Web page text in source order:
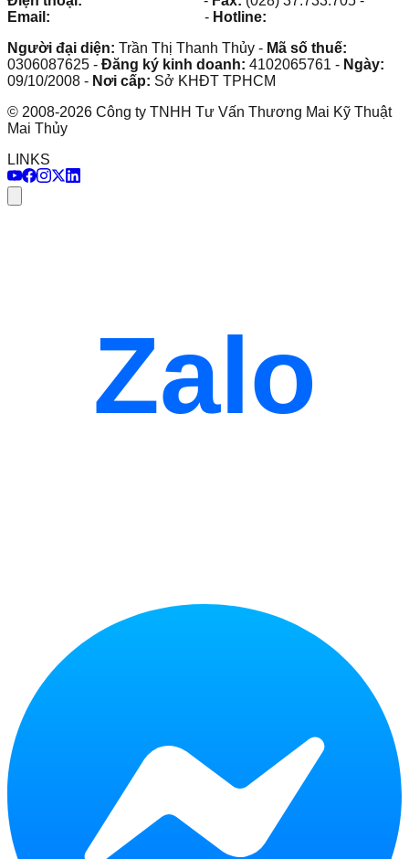
Email:
- Hotline:
Người đại diện: Trần Thị Thanh Thủy - Mã số thuế:
0306087625 - Đăng ký kinh doanh: 4102065761 - Ngày:
09/10/2008 - Nơi cấp: Sở KHĐT TPHCM
© 2008-2026 Công ty TNHH Tư Vấn Thương Mai Kỹ Thuật
Mai Thủy
LINKS
Zalo